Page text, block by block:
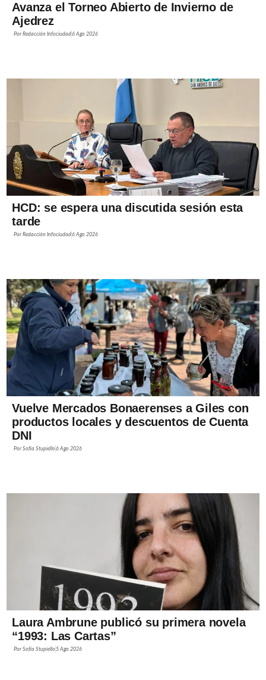
Avanza el Torneo Abierto de Invierno de
Ajedrez
PorRedacción Infociudad6 Ago 2026
HCD: se espera una discutida sesión esta
tarde
PorRedacción Infociudad6 Ago 2026
Vuelve Mercados Bonaerenses a Giles con
productos locales y descuentos de Cuenta
DNI
PorSofía Stupiello6 Ago 2026
Laura Ambrune publicó su primera novela
“1993: Las Cartas”
PorSofía Stupiello5 Ago 2026